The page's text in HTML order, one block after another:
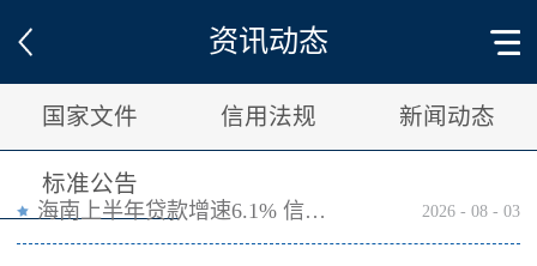
资讯动态
国家文件 信用法规 新闻动态
标准公告
海南上半年贷款增速6.1% 信贷总量保持合理平稳增长 2026 - 08 - 03